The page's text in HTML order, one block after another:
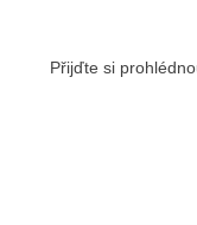
Přijďte si